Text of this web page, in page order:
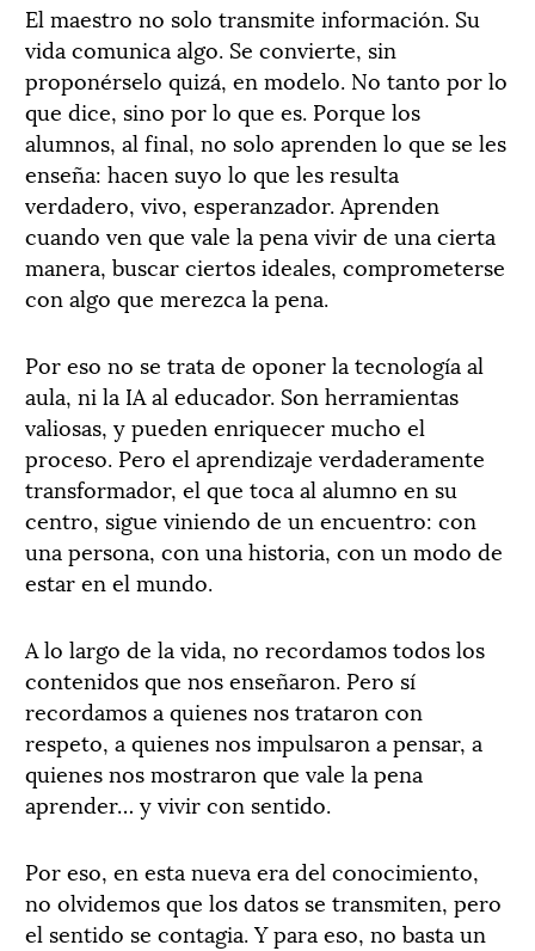
El maestro no solo transmite información. Su
vida comunica algo. Se convierte, sin
proponérselo quizá, en modelo. No tanto por lo
que dice, sino por lo que es. Porque los
alumnos, al final, no solo aprenden lo que se les
enseña: hacen suyo lo que les resulta
verdadero, vivo, esperanzador. Aprenden
cuando ven que vale la pena vivir de una cierta
manera, buscar ciertos ideales, comprometerse
con algo que merezca la pena.
Por eso no se trata de oponer la tecnología al
aula, ni la IA al educador. Son herramientas
valiosas, y pueden enriquecer mucho el
proceso. Pero el aprendizaje verdaderamente
transformador, el que toca al alumno en su
centro, sigue viniendo de un encuentro: con
una persona, con una historia, con un modo de
estar en el mundo.
A lo largo de la vida, no recordamos todos los
contenidos que nos enseñaron. Pero sí
recordamos a quienes nos trataron con
respeto, a quienes nos impulsaron a pensar, a
quienes nos mostraron que vale la pena
aprender… y vivir con sentido.
Por eso, en esta nueva era del conocimiento,
no olvidemos que los datos se transmiten, pero
el sentido se contagia. Y para eso, no basta un